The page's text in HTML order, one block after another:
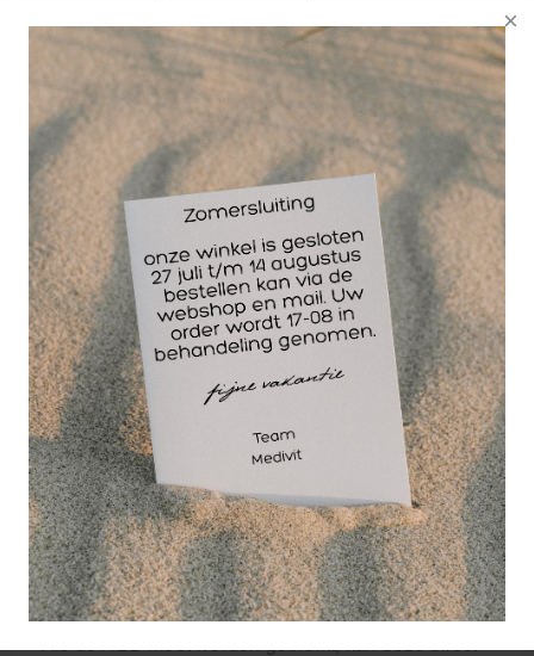
Het is van cruciaal belang om de Defibtech Lifeline
AED semi-automatisch te vinden wanneer u zoekt
naar een betrouwbare AED. Zoek niet verder, want
u hebt zojuist uw zoektocht naar een van de beste
AED's op de markt beëindigd. Wees voorbereid op
noodsituaties en investeer in de levensreddende
mogelijkheden van de Defibtech Lifeline AED semi-
automatisch. Het is de ultieme keuze om levens te
redden en gemoedsrust te bieden aan zowel
medische professionals als niet-getrainde
hulpverleners.
Wacht niet langer en maak de Defibtech Lifeline
AED semi-automatisch onderdeel van uw
veiligheidsmaatregelen.
Deze AED is zeer gebruiksvriendelijk, robuust en
vereist weinig onderhoud. Het heeft een
oplichtende aan- en uitknop en oplichtende
schokknop.